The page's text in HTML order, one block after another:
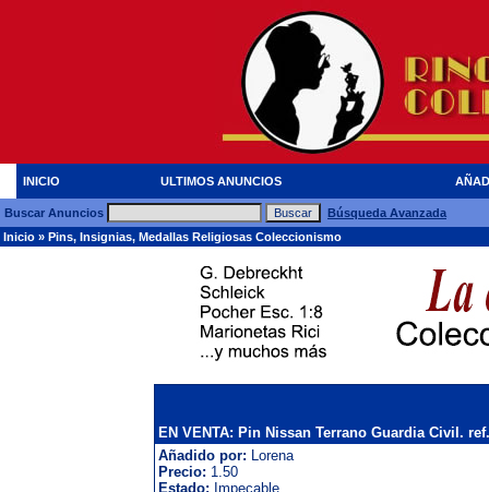
INICIO ULTIMOS ANUNCIOS
Buscar Anuncios
Búsqueda Avanzada
Inicio » Pins, Insignias, Medallas Religiosas Coleccionismo
EN VENTA: Pin Nissan Terrano Guardia Civil.
Añadido por: Lorena
Precio: 1.50
Estado: Impecable